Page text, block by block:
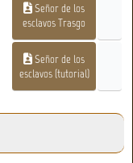
Señor de los
esclavos Trasgo
Señor de los
esclavos (tutorial)